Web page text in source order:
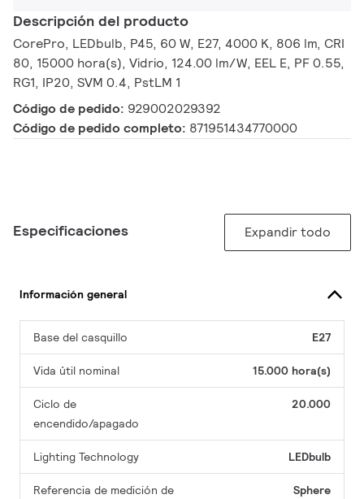
Descripción del producto
CorePro, LEDbulb, P45, 60 W, E27, 4000 K, 806 lm, CRI
80, 15000 hora(s), Vidrio, 124.00 lm/W, EEL E, PF 0.55,
RG1, IP20, SVM 0.4, PstLM 1
Código de pedido: 929002029392
Código de pedido completo: 871951434770000
Especificaciones Expandir todo
Información general
Base del casquillo E27
Vida útil nominal 15.000 hora(s)
Ciclo de
encendido/apagado
20.000
Lighting Technology LEDbulb
Referencia de medición de
Sphere